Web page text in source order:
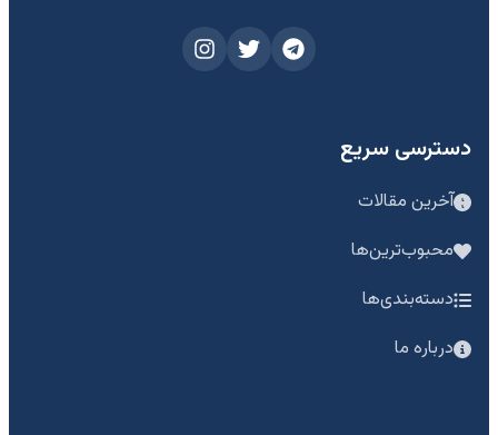
دسترسی سریع
آخرین مقالات
محبوب‌ترین‌ها
دسته‌بندی‌ها
درباره ما